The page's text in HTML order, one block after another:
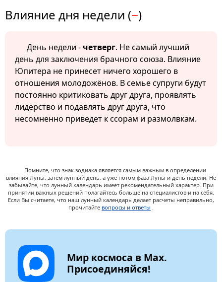
Влияние дня недели (−)
День недели - четверг. Не самый лучший
день для заключения брачного союза. Влияние
Юпитера не принесет ничего хорошего в
отношения молодожёнов. В семье супруги будут
постоянно критиковать друг друга, проявлять
лидерство и подавлять друг друга, что
несомненно приведет к ссорам и размолвкам.
Помните, что знак зодиака является самым важным в определении
влияния Луны, затем лунный день, а уже потом фаза Луны и день недели. Не
забывайте, что лунный календарь имеет рекомендательный характер. При
принятии важных решений полагайтесь больше на специалистов и на себя.
Если Вы считаете, что наш лунный календарь делает расчеты неправильно,
прочитайте вопросы и ответы .
Мир космоса в Max.
Присоединяйся!